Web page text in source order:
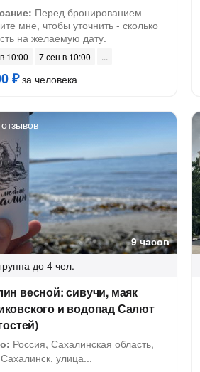
Перед бронированием
мне, чтобы уточнить - сколько
на желаемую дату.
10:00 7 сен в 10:00
₽за человека
9 часов
до 4 чел.
весной: сивучи, маяк
и водопад Салют
Россия, Сахалинская область,
улица...